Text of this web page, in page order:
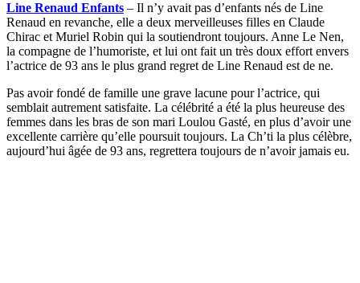
Line Renaud Enfants – Il n’y avait pas d’enfants nés de Line
Renaud en revanche, elle a deux merveilleuses filles en Claude
Chirac et Muriel Robin qui la soutiendront toujours. Anne Le Nen,
la compagne de l’humoriste, et lui ont fait un très doux effort envers
l’actrice de 93 ans le plus grand regret de Line Renaud est de ne.
Pas avoir fondé de famille une grave lacune pour l’actrice, qui
semblait autrement satisfaite. La célébrité a été la plus heureuse des
femmes dans les bras de son mari Loulou Gasté, en plus d’avoir une
excellente carrière qu’elle poursuit toujours. La Ch’ti la plus célèbre,
aujourd’hui âgée de 93 ans, regrettera toujours de n’avoir jamais eu.